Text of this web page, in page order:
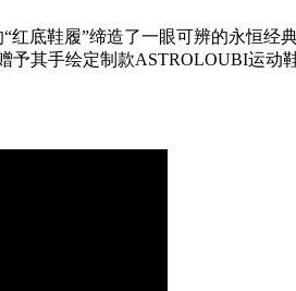
底鞋履”缔造了一眼可辨的永恒经
其手绘定制款ASTROLOUBI运动